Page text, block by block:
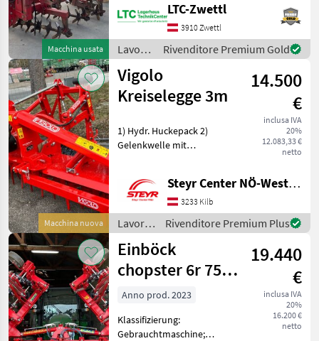
Macchina usata
Reihen: 3; Typ der
Anhängerbremse: ohne;
Körper: Ganzstahlkörper;
Scheibenart: gezackt;
Klappvorrichtu
LTC-Zwettl
3910 Zwettl
Lavorazione
terreno
/
Sonstige
Rivenditore Premium Gold
Macchina nuova
Vigolo
Kreiselegge 3m
14.500
€
inclusa IVA
20%
12.083,33 €
netto
1) Hydr. Huckepack 2)
Gelenkwelle mit
Lavorazione terreno Altri
attrezzi per lavorazione
terreno
Steyr Center NÖ-West - Standort Kilb
3233 Kilb
Lavorazione
terreno
/ Vigolo
Rivenditore Premium Plus
Einböck
chopster 6r 75
Front
19.440
€
inclusa IVA
20%
16.200 €
netto
Anno prod. 2023
Klassifizierung:
Gebrauchtmaschine;